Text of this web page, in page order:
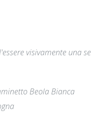
visivamente una